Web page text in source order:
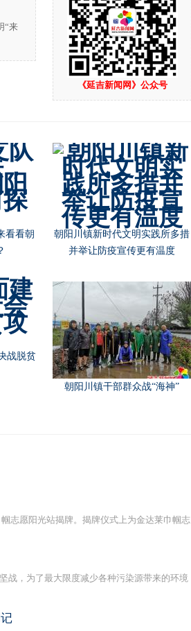
《延吉新闻网》公众号
“来
看看朝
朝阳川镇新时代文明实践所多措
并举让防疫宣传更有温度
战脱贫
朝阳川镇干部群众战“海神”
愿阳光站揭牌。揭牌仪式上为金达莱巾帼志
，为了最大限度减少各种污染源带来的环境